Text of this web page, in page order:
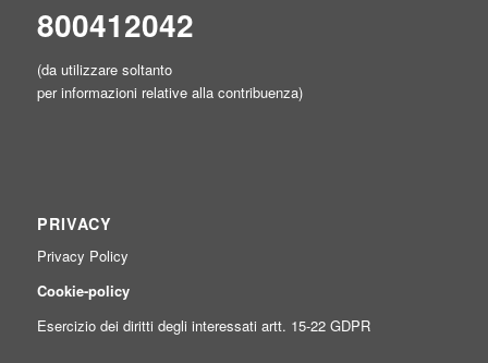
800412042
(da utilizzare soltanto
per informazioni relative alla contribuenza)
PRIVACY
Privacy Policy
Cookie-policy
Esercizio dei diritti degli interessati artt. 15-22 GDPR